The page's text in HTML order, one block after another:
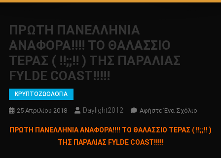
ΠΡΩΤΗ ΠΑΝΕΛΛΗΝΙΑ
ΑΝΑΦΟΡΑ!!!! ΤΟ ΘΑΛΑΣΣΙΟ
ΤΕΡΑΣ ( !!;;!! ) ΤΗΣ ΠΑΡΑΛΙΑΣ
FYLDE COAST!!!!!
ΚΡΥΠΤΟΖΩΟΛΟΓΙΑ
25 Απριλίου 2018 Daylight2012 Αφήστε Ένα ΣχόλιοΓια
ΠΡΩΤΗ
ΠΡΩΤΗ ΠΑΝΕΛΛΗΝΙΑ ΑΝΑΦΟΡΑ!!!! ΤΟ ΘΑΛΑΣΣΙΟ ΤΕΡΑΣ ( !!;;!! )
ΤΗΣ ΠΑΡΑΛΙΑΣ FYLDE COAST!!!!!